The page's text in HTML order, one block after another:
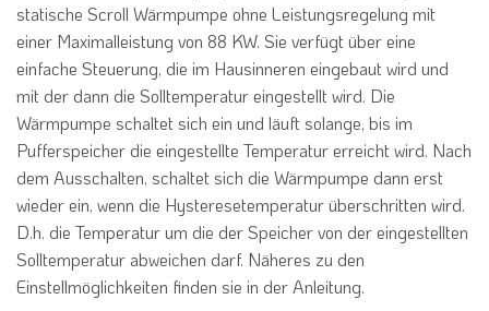
statische Scroll Wärmpumpe ohne Leistungsregelung mit
einer Maximalleistung von 88 KW. Sie verfügt über eine
einfache Steuerung, die im Hausinneren eingebaut wird und
mit der dann die Solltemperatur eingestellt wird. Die
Wärmpumpe schaltet sich ein und läuft solange, bis im
Pufferspeicher die eingestellte Temperatur erreicht wird. Nach
dem Ausschalten, schaltet sich die Wärmpumpe dann erst
wieder ein, wenn die Hysteresetemperatur überschritten wird.
D.h. die Temperatur um die der Speicher von der eingestellten
Solltemperatur abweichen darf. Näheres zu den
Einstellmöglichkeiten finden sie in der Anleitung.